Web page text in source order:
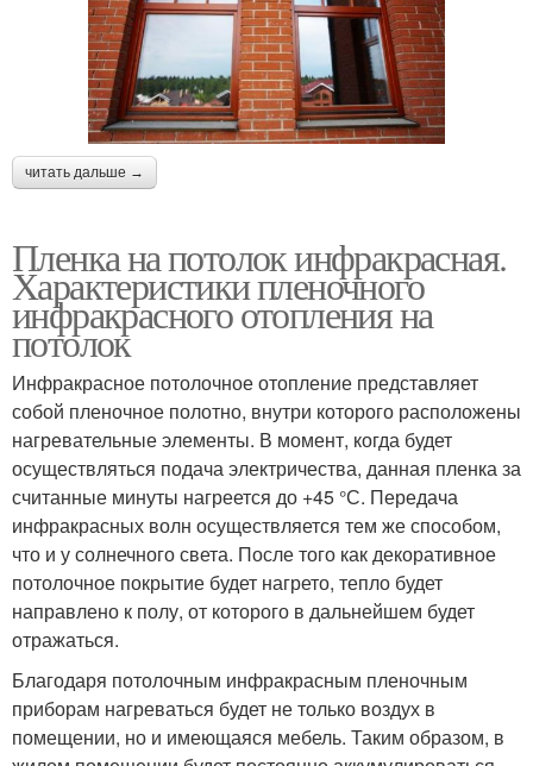
читать дальше →
Пленка на потолок инфракрасная.
Характеристики пленочного
инфракрасного отопления на
потолок
Инфракрасное потолочное отопление представляет
собой пленочное полотно, внутри которого расположены
нагревательные элементы. В момент, когда будет
осуществляться подача электричества, данная пленка за
считанные минуты нагреется до +45 °С. Передача
инфракрасных волн осуществляется тем же способом,
что и у солнечного света. После того как декоративное
потолочное покрытие будет нагрето, тепло будет
направлено к полу, от которого в дальнейшем будет
отражаться.
Благодаря потолочным инфракрасным пленочным
приборам нагреваться будет не только воздух в
помещении, но и имеющаяся мебель. Таким образом, в